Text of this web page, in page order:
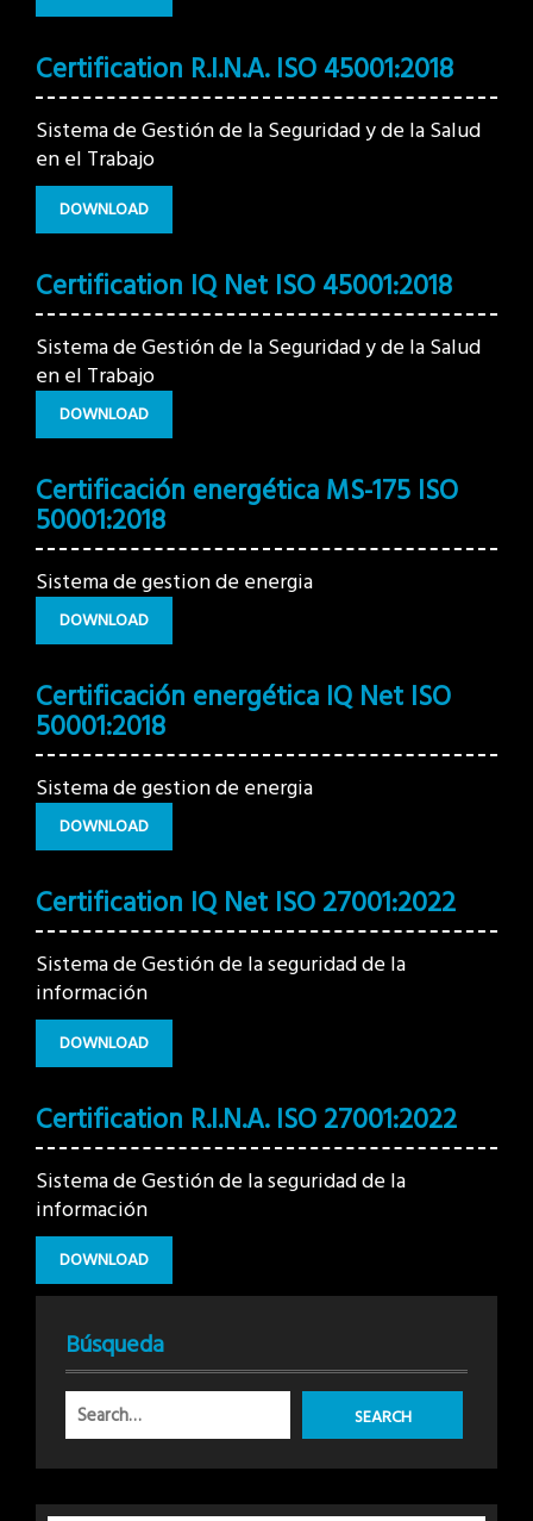
Certification R.I.N.A. ISO 45001:2018
Sistema de Gestión de la Seguridad y de la Salud
en el Trabajo
DOWNLOAD
Certification IQ Net ISO 45001:2018
Sistema de Gestión de la Seguridad y de la Salud
en el Trabajo
DOWNLOAD
Certificación energética MS-175 ISO
50001:2018
Sistema de gestion de energia
DOWNLOAD
Certificación energética IQ Net ISO
50001:2018
Sistema de gestion de energia
DOWNLOAD
Certification IQ Net ISO 27001:2022
Sistema de Gestión de la seguridad de la
información
DOWNLOAD
Certification R.I.N.A. ISO 27001:2022
Sistema de Gestión de la seguridad de la
información
DOWNLOAD
Búsqueda